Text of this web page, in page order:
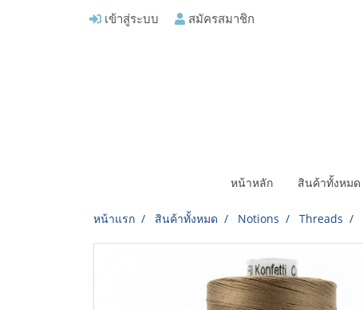
เข้าสู่ระบบ สมัครสมาชิก
หน้าหลัก สินค้าทั้งหมด
หน้าแรก สินค้าทั้งหมด Notions Threads